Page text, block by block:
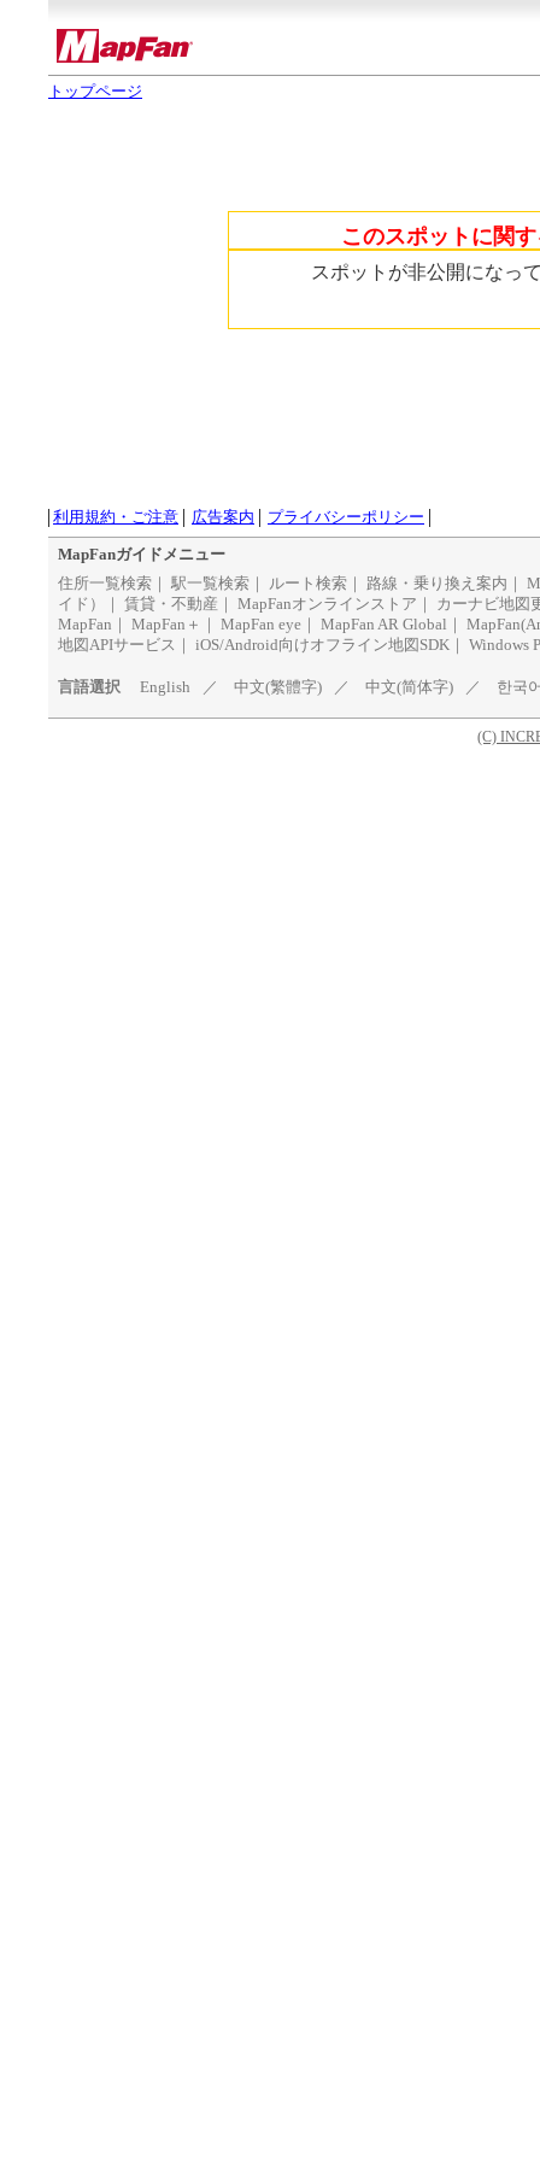
トップページ
このスポットに関
スポットが非公開になっ
利用規約・ご注意 広告案内 プライバシーポリシー
MapFanガイドメニュー
住所一覧検索
駅一覧検索 ルート検索 路線・乗り換え案内
イド）
賃貸・不動産 MapFanオンラインストア
カーナビ地図
MapFan
MapFan＋ MapFan eye MapFan AR Global
地図APIサービス
iOS/Android向けオフライン地図SDK Windows
言語選択 English ／ 中文(繁體字) ／ 中文(简体字) ／ 한국
(C)